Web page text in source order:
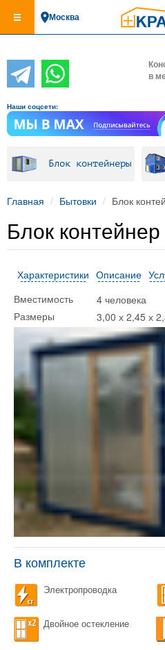
основному
Москва
в
Наши соцсети:
Блок контейнеры
Главная Бытовки Блок
Блок
Характеристики Описание
Вместимость 4 человека
Размеры 3,00 х 2,45 х
В комплекте
Электропроводка
Двойное остекление